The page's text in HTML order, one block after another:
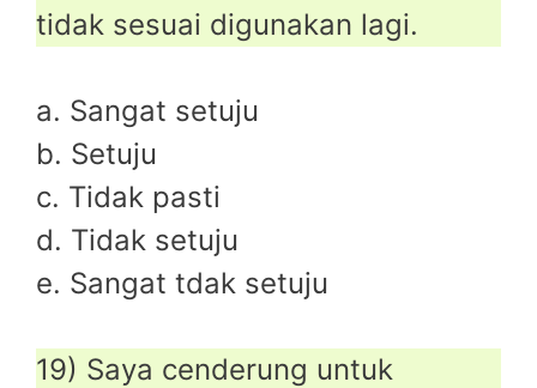
tidak sesuai digunakan lagi.
a. Sangat setuju
b. Setuju
c. Tidak pasti
d. Tidak setuju
e. Sangat tdak setuju
19) Saya cenderung untuk